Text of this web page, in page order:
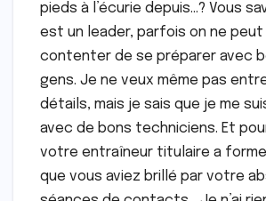
pieds à l’écurie depuis…? Vous
est un leader, parfois on ne peut
contenter de se préparer avec
gens. Je ne veux même pas
détails, mais je sais que je me
avec de bons techniciens. Et
votre entraîneur titulaire a
que vous aviez brillé par votre